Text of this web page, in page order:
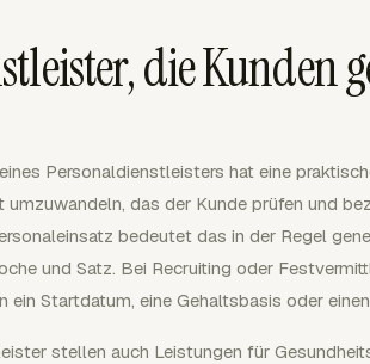
die Kunden
Personaldienstleisters hat eine
umzuwandeln, das der Kunde prüfen und
bedeutet das in der Regel
und Satz. Bei Recruiting oder
ein Startdatum, eine Gehaltsbasis oder
stellen auch Leistungen für